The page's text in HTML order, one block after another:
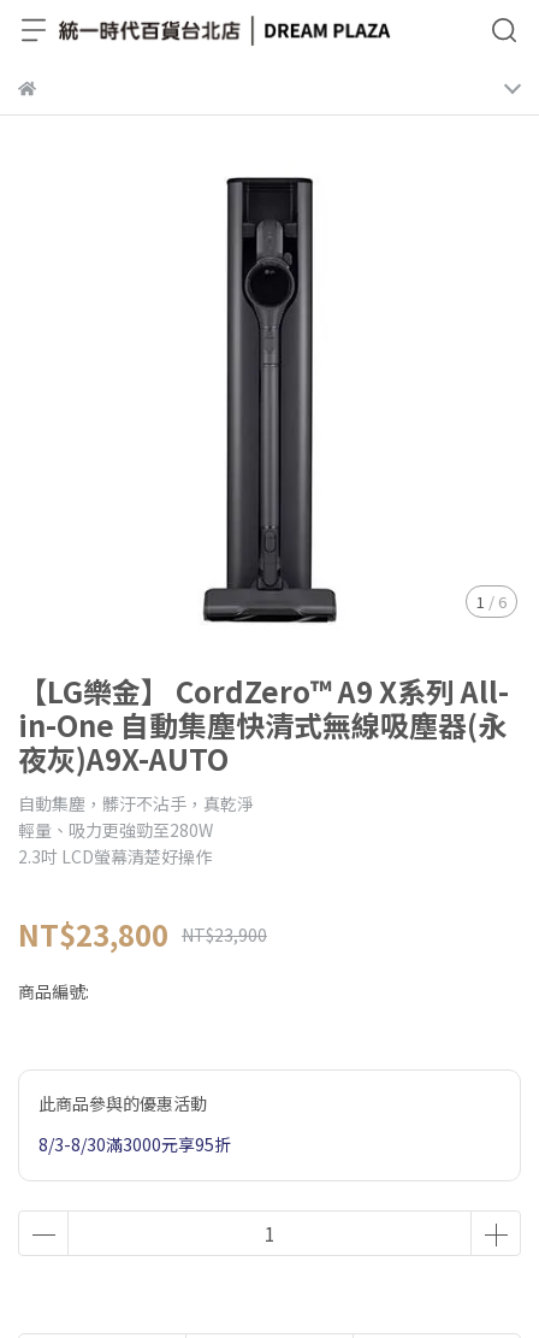
1 / 6
【LG樂金】 CordZero™ A9 X系列 All-
in-One 自動集塵快清式無線吸塵器(永
夜灰)A9X-AUTO
自動集塵，髒汙不沾手，真乾淨
輕量、吸力更強勁至280W
2.3吋 LCD螢幕清楚好操作
NT$23,800 NT$23,900
商品編號:
此商品參與的優惠活動
8/3-8/30滿3000元享95折